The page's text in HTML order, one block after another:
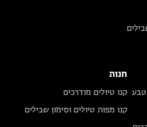
חנות
קנו טיולים מודרכים
קנו מפות טיולים וסימון שבילים